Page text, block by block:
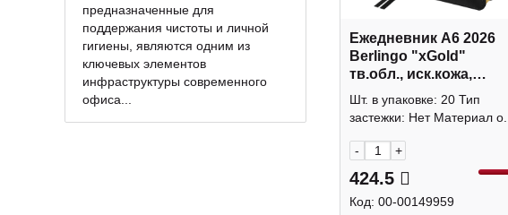
предназначенные для
поддержания чистоты и личной
гигиены, являются одним из
ключевых элементов
инфраструктуры современного
офиса...
Ежедневник А6 2026
Berlingo "xGold"
тв.обл., иск.кожа,
сшивка, черный
DD6_81605
Шт. в упаковке: 20 Тип
застежки: Нет Материал о...
- +
424.5
Код: 00-00149959